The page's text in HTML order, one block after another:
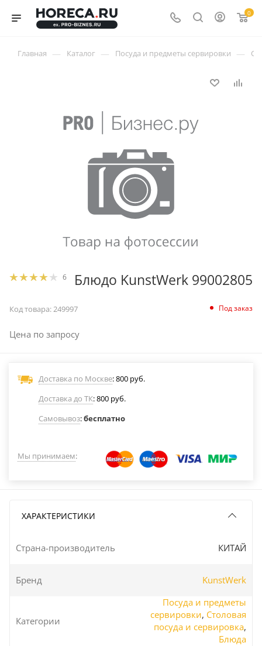
0
Главная — Каталог — Посуда и предметы сервировки —
6 Блюдо KunstWerk 99002805
Код товара:249997 Под заказ
Цена по запросу
Доставка по Москве: 800 руб.
Доставка до ТК: 800 руб.
Самовывоз:бесплатно
Мы принимаем:
ХАРАКТЕРИСТИКИ
Страна-производитель КИТАЙ
Бренд KunstWerk
Категории
Посуда и предметы
сервировки, Столовая
посуда и сервировка,
Блюда